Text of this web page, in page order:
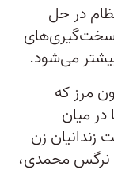
در حل
سخت‌گیری‌های
می‌شود.
مرز که
میان
زندانیان زن
نرگس محمدی،